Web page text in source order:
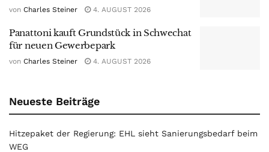
von Charles Steiner 4. AUGUST 2026
Panattoni kauft Grundstück in Schwechat
für neuen Gewerbepark
von Charles Steiner 4. AUGUST 2026
Neueste Beiträge
Hitzepaket der Regierung: EHL sieht Sanierungsbedarf beim
WEG